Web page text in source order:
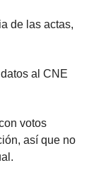
de las actas,
al CNE
votos
así que no